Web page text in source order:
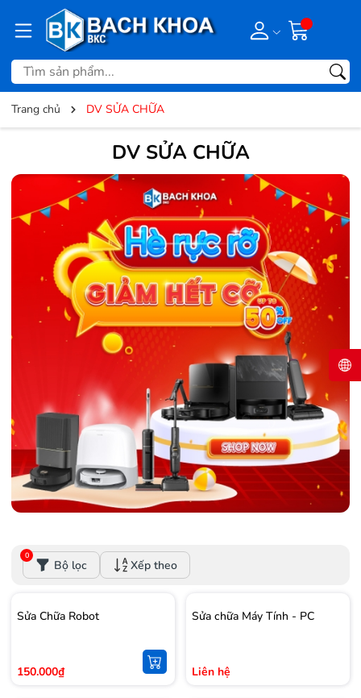
Trang chủ DV SỬA CHỮA
DV SỬA CHỮA
Bộ lọc
0
Xếp theo
Sửa Chữa Robot
150.000₫
Sửa chữa Máy Tính - PC
Liên hệ